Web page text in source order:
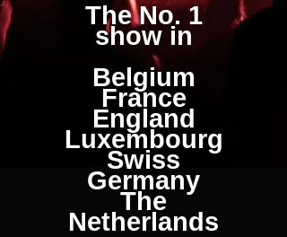
The No. 1
show in
Belgium
France
England
Luxembourg
Swiss
Germany
The
Netherlands